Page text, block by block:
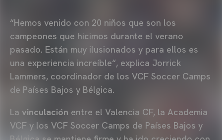
“Hemos venido con 20 niños que son los
campeones que hicimos durante el verano
pasado. Están muy ilusionados y para ellos es
una experiencia increíble“, explica Jorrick
Lammers, coordinador de los VCF Soccer Camps
de Países Bajos y Bélgica.
La vinculación entre el Valencia CF, la Academia
VCF y los VCF Soccer Camps de Países Bajos y